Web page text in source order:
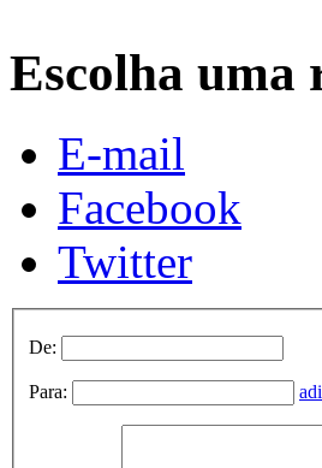
Escolha uma
E-mail
Facebook
Twitter
De:
Para: